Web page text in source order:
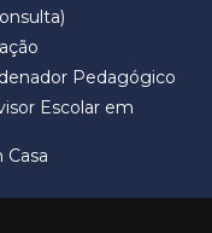
Pedagógico
Escolar em